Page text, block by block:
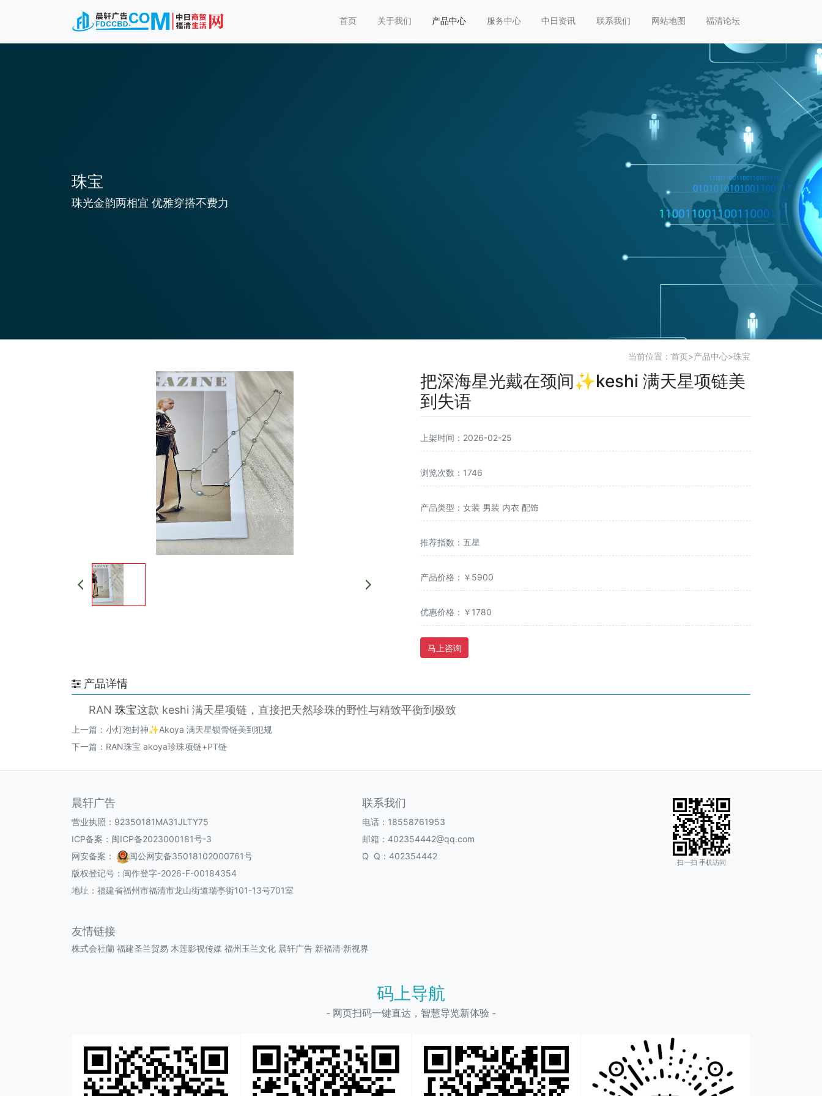
首页 关于我们 产品中心 服务中心 中日资讯 联系我们 网站地图 福清论坛
珠宝
珠光金韵两相宜 优雅穿搭不费力
当前位置： 首页>产品中心>珠宝
把深海星光戴在颈间✨keshi 满天星项链美
到失语
上架时间：2026-02-25
浏览次数：1746
产品类型：女装 男装 内衣 配饰
推荐指数：五星
产品价格：￥5900
优惠价格：￥1780
马上咨询
产品详情
RAN 珠宝这款 keshi 满天星项链，直接把天然珍珠的野性与精致平衡到极致
上一篇： 小灯泡封神✨Akoya 满天星锁骨链美到犯规
下一篇： RAN珠宝 akoya珍珠项链+PT链
晨轩广告
营业执照：92350181MA31JLTY75
ICP备案： 闽ICP备2023000181号-3
网安备案：
闽公网安备35018102000761号
版权登记号： 闽作登字-2026-F-00184354
地址：福建省福州市福清市龙山街道瑞亭街101-13号701室
联系我们
电话：18558761953
邮箱：402354442@qq.com
Q Q：402354442
扫一扫 手机访问
友情链接
株式会社蘭 福建圣兰贸易 木莲影视传媒 福州玉兰文化 晨轩广告 新福清·新视界
码上导航
- 网页扫码一键直达，智慧导览新体验 -